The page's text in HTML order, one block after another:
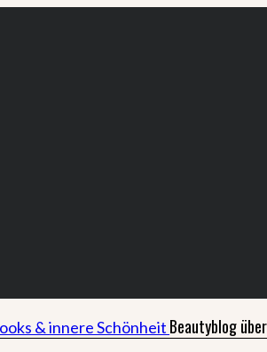
Beautyblog